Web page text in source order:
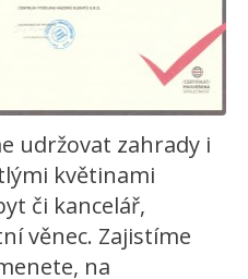
udržovat zahrady i
květinami
či kancelář,
věnec. Zajistíme
na